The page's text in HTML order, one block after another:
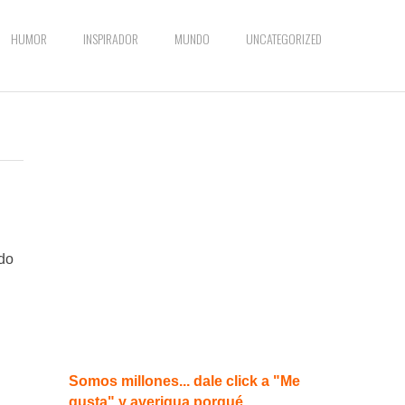
HUMOR INSPIRADOR MUNDO UNCATEGORIZED
Somos millones... dale click a "Me
gusta" y averigua porqué